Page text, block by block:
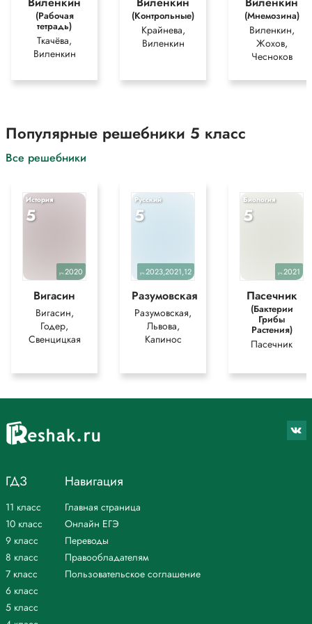
(Рабочая
тетрадь)
Ткачёва,
Виленкин
(Контрольные)
Крайнева,
Виленкин
(Мнемозина)
Виленкин,
Жохов,
Чесноков
Популярные решебники 5 класс
Все решебники
История
5
уч.2020
Вигасин
Вигасин,
Годер,
Свенцицкая
Русский
5
уч.2023,2021,12
Разумовская
Разумовская,
Львова,
Капинос
Биология
5
уч.2021
Пасечник
(Бактерии
Грибы
Растения)
Пасечник
ГДЗ
11 класс
10 класс
9 класс
8 класс
7 класс
6 класс
5 класс
Навигация
Главная страница
Онлайн ЕГЭ
Переводы
Правообладателям
Пользовательское соглашение